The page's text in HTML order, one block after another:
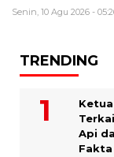
Senin, 10 Agu 2026 -
TRENDING
Api
Fakta